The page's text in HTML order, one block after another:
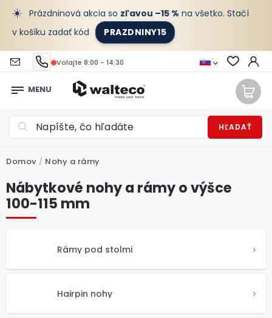
☀️ Prázdninová akcia so zľavou –15 % na všetko. Stačí
v košíku zadať kód
PRAZDNINY15
Volajte 8:00 - 14:30
HĽADAŤ
Domov / Nohy a rámy
Nábytkové nohy a rámy o výšce
100-115 mm
Rámy pod stolmi
Hairpin nohy